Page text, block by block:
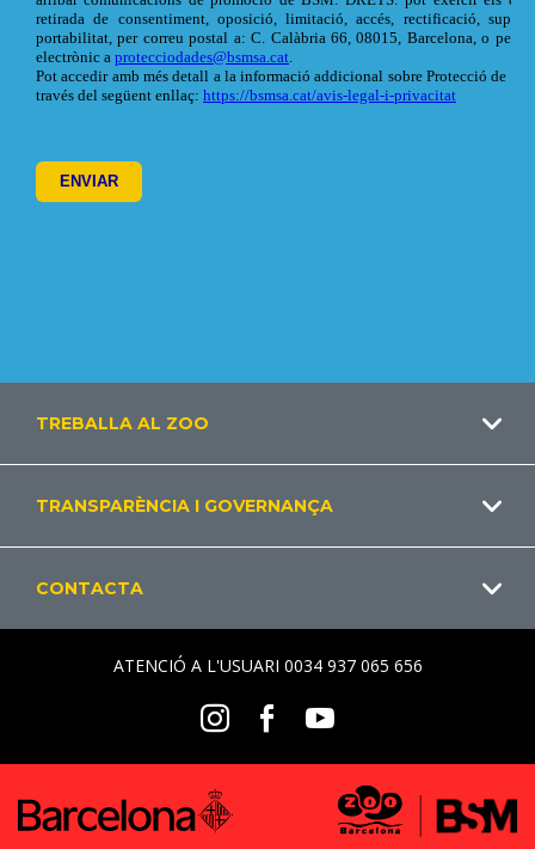
Footer
TREBALLA AL ZOO
TRANSPARÈNCIA I GOVERNANÇA
CONTACTA
ATENCIÓ A L'USUARI 0034 937 065 656
Menu
InstagramFacebook